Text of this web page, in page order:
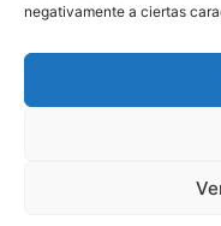
negativamente a ciertas
© Fundación Luca